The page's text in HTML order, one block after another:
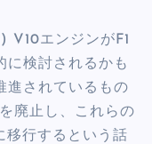
エンジンがF1
に検討されるかも
進されているもの
廃止し、これらの
移行するという話